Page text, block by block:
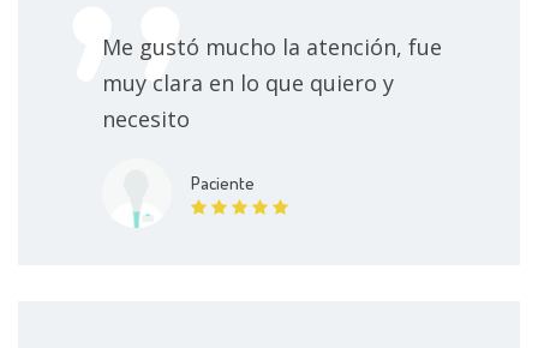
Me gustó mucho la atención, fue
muy clara en lo que quiero y
necesito
Paciente